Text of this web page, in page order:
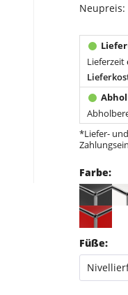
Neupreis:
Lieferzeit
*Liefer-
Farbe:
Füße: